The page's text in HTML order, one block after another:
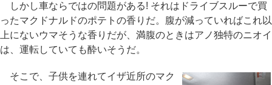
しかし車ならではの問題がある! それはドライブスルーで買
ったマクドナルドのポテトの香りだ。腹が減っていればこれ以
上にないウマそうな香りだが、満腹のときはアノ独特のニオイ
は、運転していても酔いそうだ。
そこで、子供を連れてイザ近所のマク